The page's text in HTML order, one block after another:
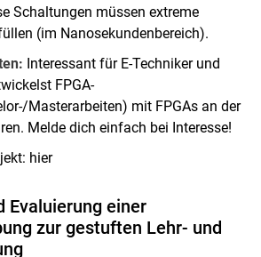
Schaltungen müssen extreme
(im Nanosekundenbereich).
Interessant für E-Techniker und
FPGA-
Masterarbeiten) mit FPGAs an der
Melde dich einfach bei Interesse!
hier
Evaluierung einer
zur gestuften Lehr- und